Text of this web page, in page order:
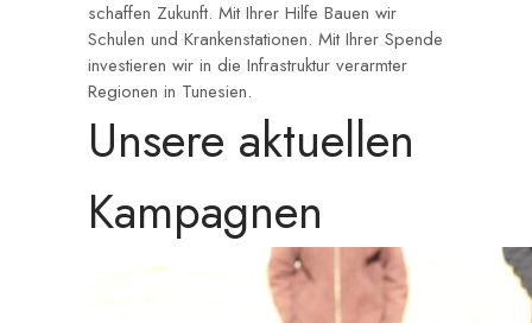
schaffen Zukunft. Mit Ihrer Hilfe Bauen wir
Schulen und Krankenstationen. Mit Ihrer Spende
investieren wir in die Infrastruktur verarmter
Regionen in Tunesien.
Unsere aktuellen
Kampagnen